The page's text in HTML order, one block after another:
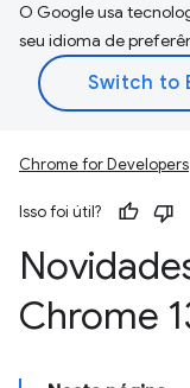
O Google usa
seu idioma de
Chrome for Developers
Isso foi útil?
Chrome